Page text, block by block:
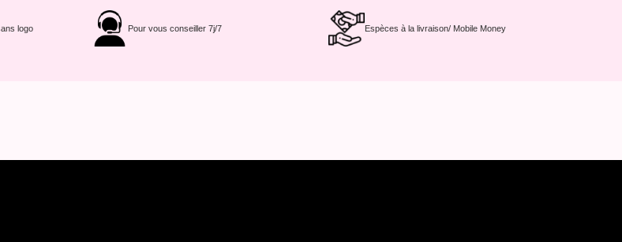
logo Pour vous conseiller 7j/7 Espèces à la livraison/ Mobile Money